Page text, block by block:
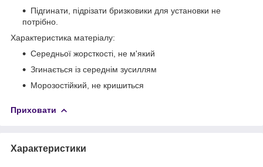
Підгинати, підрізати бризковики для установки не
потрібно.
Характеристика матеріалу:
Середньої жорсткості, не м'який
Згинається із середнім зусиллям
Морозостійкий, не кришиться
Приховати
Характеристики